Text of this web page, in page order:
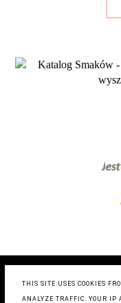
BLOG
THIS SITE USES COOKIES
ANALYZE TRAFFIC. YOUR IP